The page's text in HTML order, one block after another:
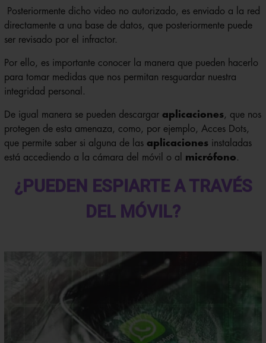
Posteriormente dicho video no autorizado, es enviado a la red
directamente a una base de datos, que posteriormente puede
ser revisado por el infractor.
Por ello, es importante conocer la manera que pueden hacerlo
para tomar medidas que nos permitan resguardar nuestra
integridad personal.
De igual manera se pueden descargar aplicaciones, que nos
protegen de esta amenaza, como, por ejemplo, Acces Dots,
que permite saber si alguna de las aplicacionesinstaladas
está accediendo a la cámara del móvil o al micrófono.
¿PUEDEN ESPIARTE A TRAVÉS
DEL MÓVIL?